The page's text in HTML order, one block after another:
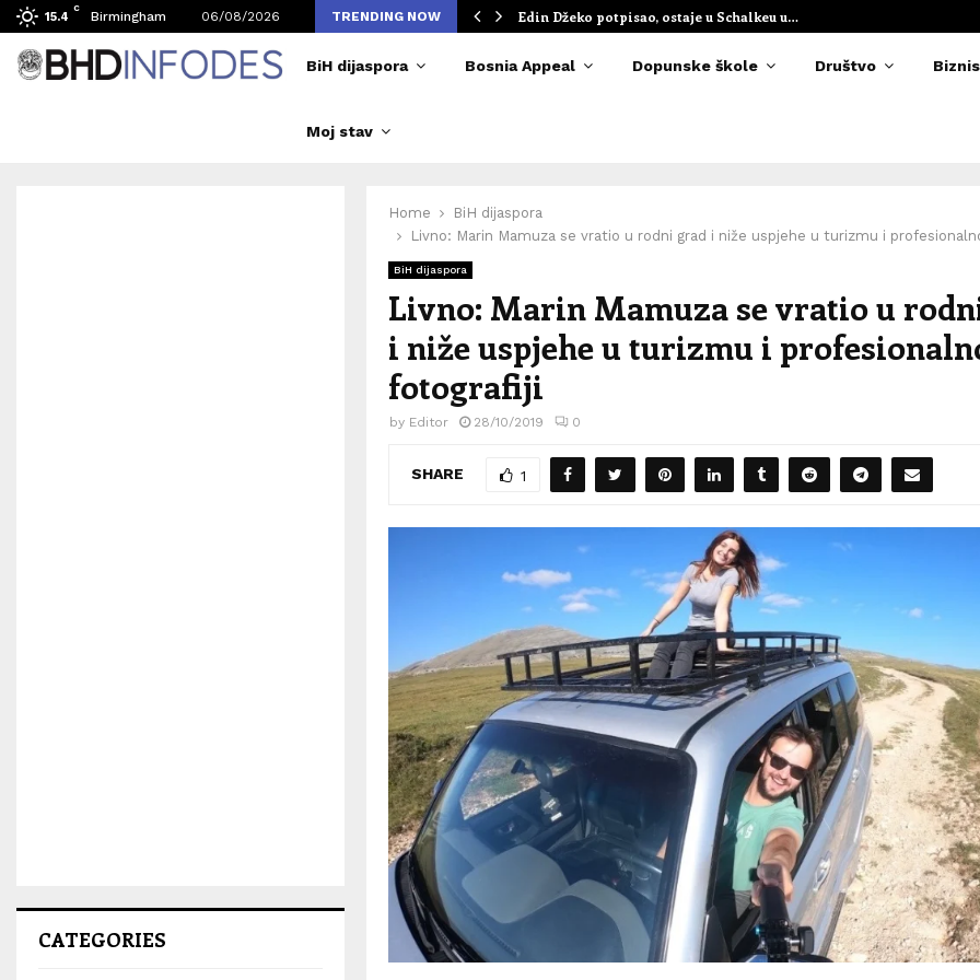
15.4
C
Birmingham 06/08/2026 TRENDING NOW
broj posjetilaca tokom Merlinovih koncerata Edin Džeko potpisao, ostaje u Schalkeu u…
BiH dijaspora Bosnia Appeal Dopunske škole Društvo Biznis
Moj stav
Home
BiH dijaspora
Livno: Marin Mamuza se vratio u rodni grad i niže uspjehe u turizmu i
BiH dijaspora
Livno: Marin Mamuza se vratio u
i niže uspjehe u turizmu i
fotografiji
by Editor 28/10/2019 0
SHARE 1
CATEGORIES